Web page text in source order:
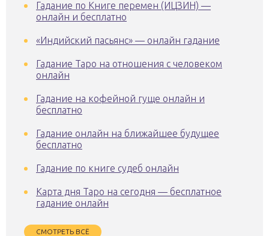
Гадание по Книге перемен (ИЦЗИН) —
онлайн и бесплатно
«Индийский пасьянс» — онлайн гадание
Гадание Таро на отношения с человеком
онлайн
Гадание на кофейной гуще онлайн и
бесплатно
Гадание онлайн на ближайшее будущее
бесплатно
Гадание по книге судеб онлайн
Карта дня Таро на сегодня — бесплатное
гадание онлайн
СМОТРЕТЬ ВСЁ